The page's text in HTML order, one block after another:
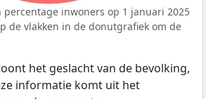
percentage inwoners op 1 januari 2025
de vlakken in de donutgrafiek om de
het geslacht van de bevolking,
informatie komt uit het